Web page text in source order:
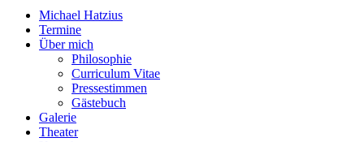
Michael Hatzius
Termine
Über mich
Philosophie
Curriculum Vitae
Pressestimmen
Gästebuch
Galerie
Theater